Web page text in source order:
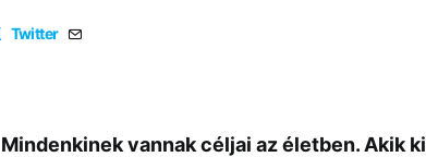
Twitter
Mindenkinek vannak céljai az életben. Akik